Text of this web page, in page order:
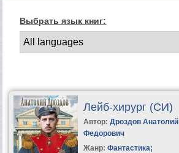
Выбрать язык книг:
Лейб-хирург (СИ)
Автор: Дроздов Анатолий
Федорович
Жанр: Фантастика;